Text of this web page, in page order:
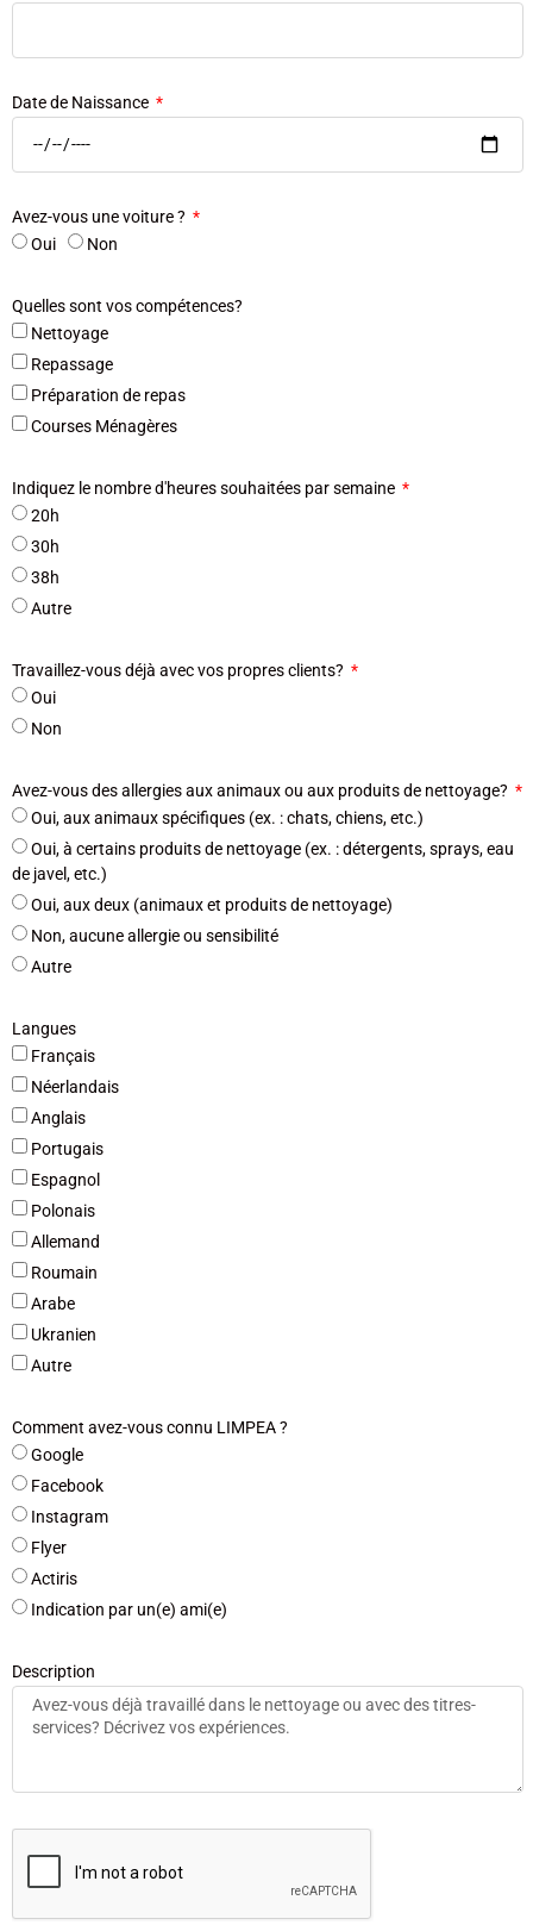
Date de Naissance
Avez-vous une voiture ?
Oui
Non
Quelles sont vos compétences?
Nettoyage
Repassage
Préparation de repas
Courses Ménagères
Indiquez le nombre d'heures souhaitées par semaine
20h
30h
38h
Autre
Travaillez-vous déjà avec vos propres clients?
Oui
Non
Avez-vous des allergies aux animaux ou aux produits de nettoyage?
Oui, aux animaux spécifiques (ex. : chats, chiens, etc.)
Oui, à certains produits de nettoyage (ex. : détergents, sprays, eau
de javel, etc.)
Oui, aux deux (animaux et produits de nettoyage)
Non, aucune allergie ou sensibilité
Autre
Langues
Français
Néerlandais
Anglais
Portugais
Espagnol
Polonais
Allemand
Roumain
Arabe
Ukranien
Autre
Comment avez-vous connu LIMPEA ?
Google
Facebook
Instagram
Flyer
Actiris
Indication par un(e) ami(e)
Description